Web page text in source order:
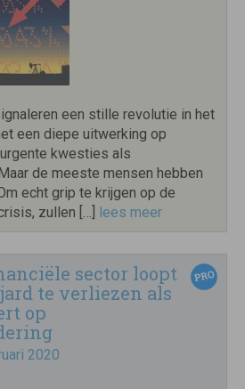
een stille revolutie in het
een diepe uitwerking op
kwesties als
de meeste mensen hebben
echt grip te krijgen op de
zullen […] lees meer
sector loopt
te verliezen als
op
2020